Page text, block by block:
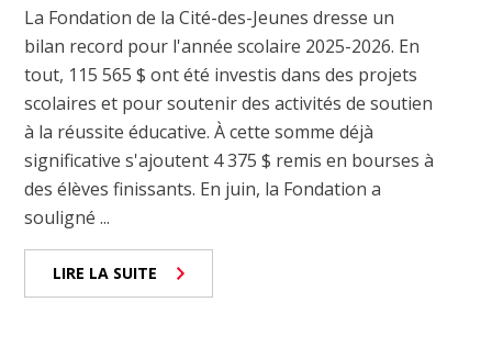
La Fondation de la Cité-des-Jeunes dresse un
bilan record pour l'année scolaire 2025-2026. En
tout, 115 565 $ ont été investis dans des projets
scolaires et pour soutenir des activités de soutien
à la réussite éducative. À cette somme déjà
significative s'ajoutent 4 375 $ remis en bourses à
des élèves finissants. En juin, la Fondation a
souligné ...
LIRE LA SUITE